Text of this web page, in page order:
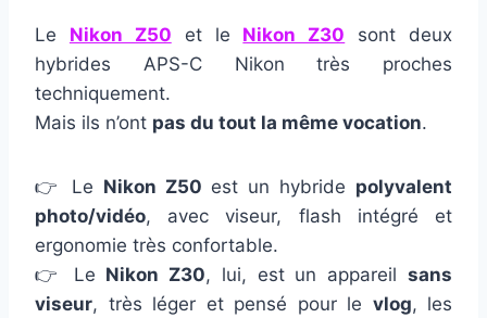
Le Nikon Z50 et le Nikon Z30 sont deux
hybrides APS-C Nikon très proches
techniquement.
Mais ils n’ont pas du tout la même vocation.
👉 Le Nikon Z50 est un hybride polyvalent
photo/vidéo, avec viseur, flash intégré et
ergonomie très confortable.
👉 Le Nikon Z30, lui, est un appareilsans
viseur, très léger et pensé pour le vlog, les